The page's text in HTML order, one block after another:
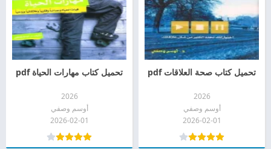
تحميل كتاب صحة العلاقات pdf
2026
أوسم وصفي
2026-02-01
تحميل كتاب مهارات الحياة pdf
2026
أوسم وصفي
2026-02-01